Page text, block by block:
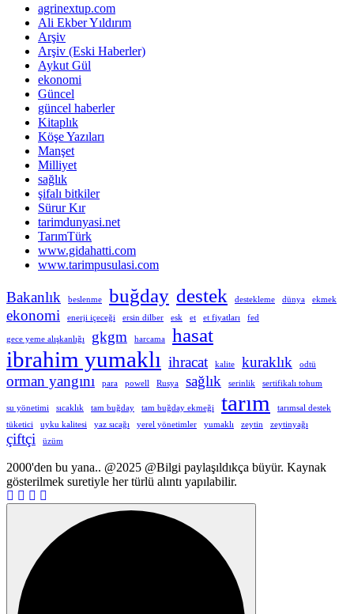
agrinextup.com
Ali Ekber Yıldırım
Arşiv
Arşiv (Eski Haberler)
Aykut Gül
ekonomi
Güncel
güncel haberler
Kitaplık
Köşe Yazıları
Manşet
Milliyet
sağlık
şifalı bitkiler
Sürur Kır
tarimdunyasi.net
TarımTürk
www.gidahatti.com
www.tarimpusulasi.com
Bakanlık beslenme buğday destek destekleme dünya ekmek
ekonomi enerji içeceği ersin dilber esk et et fiyatları fed
gece yeme alışkanlığı gkgm harcama hasat
ibrahim yumaklı ihracat kalite kuraklık odtü
orman yangını para powell Rusya sağlık serinlik sertifikalı tohum
su yönetimi sıcaklık tam buğday tam buğday ekmeği tarım
tarımsal destek
tüketici
uyku kalitesi yaz sıcağı yerel yönetimler yumaklı zeytin zeytinyağı
çiftçi üzüm
2000'den bu yana.. @2025 @Bilgi paylaşıldıkça büyür. Kaynak
gösterilmek suretiyle her türlü alıntı yapılabilir.